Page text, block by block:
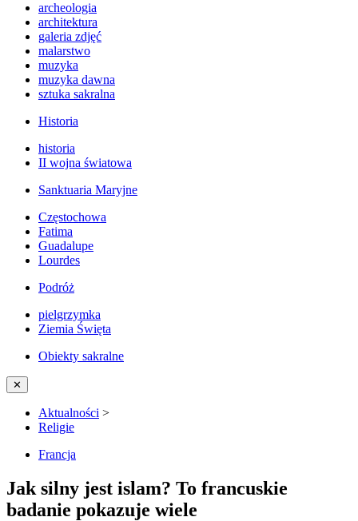
archeologia
architektura
galeria zdjęć
malarstwo
muzyka
muzyka dawna
sztuka sakralna
Historia
historia
II wojna światowa
Sanktuaria Maryjne
Częstochowa
Fatima
Guadalupe
Lourdes
Podróż
pielgrzymka
Ziemia Święta
Obiekty sakralne
✕
Aktualności >
Religie
Francja
Jak silny jest islam? To francuskie
badanie pokazuje wiele